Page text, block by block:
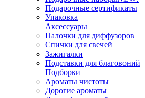
Подарочные сертификаты
Упаковка
Аксессуары
Палочки для диффузоров
Спички для свечей
Зажигалки
Подставки для благовоний
Подборки
Ароматы чистоты
Дорогие ароматы